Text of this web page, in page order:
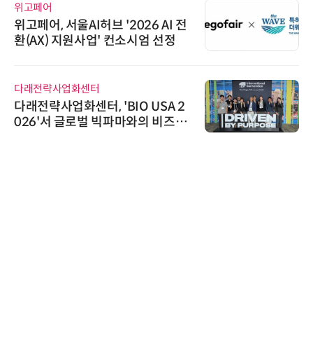
위고페어
위고페어, 서울AI허브 '2026 AI 전
환(AX) 지원사업' 컨소시엄 선정
다래전략사업화센터
다래전략사업화센터, 'BIO USA 2
026'서 글로벌 빅파마와의 비즈니